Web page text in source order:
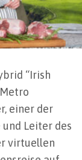
“Irish
einer der
und Leiter des
virtuellen